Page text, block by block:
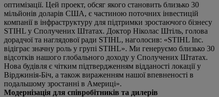
оптимізації. Цей проект, обсяг якого становить близько 30
мільйонів доларів США, є частиною поточних інвестицій
компанії в інфраструктуру для підтримки зростаючого бізнесу
STIHL у Сполучених Штатах. Доктор Ніколас Штіль, голова
дорадчої та наглядової ради STIHL, наголосив: «STIHL Inc.
відіграє значну роль у групі STIHL». Ми генеруємо близько 30
відсотків нашого глобального доходу у Сполучених Штатах.
Нова будівля є чітким підтвердженням відданості локації у
Вірджинія-Біч, а також вираженням нашої впевненості в
подальшому зростанні в Америці».
Модернізація для співробітників та дилерів